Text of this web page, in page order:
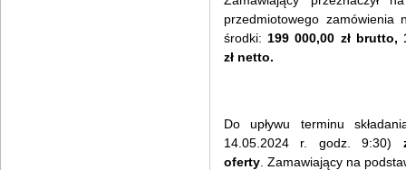
przedmiotowego zamówienia
środki: 199 000,00 zł brutto,
zł netto.
Do upływu terminu
14.05.2024 r. godz. 9:30)
oferty . Zamawiający na